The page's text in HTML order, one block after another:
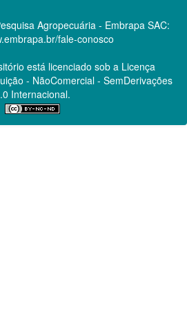
Agropecuária - Embrapa SAC:
fale-conosco
está licenciado sob a Licença
- NãoComercial - SemDerivações
Internacional.